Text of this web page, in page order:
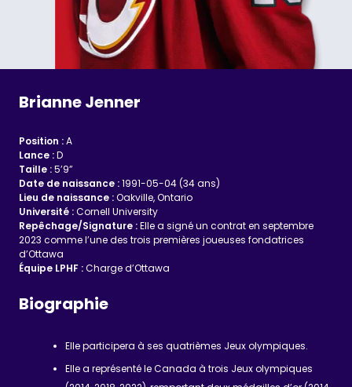
Brianne Jenner
Position :A
Lance :D
Taille :5’9”
Date de naissance :1991-05-04 (34 ans)
Lieu de naissance :Oakville, Ontario
Université :Cornell University
Repêchage/Signature :Elle a signé un contrat en septembre
2023 comme l’une des trois premières joueuses fondatrices
d’Ottawa
Équipe LPHF :Charge d’Ottawa
Biographie
Elle participera à ses quatrièmes Jeux olympiques.
Elle a représenté le Canada à trois Jeux olympiques